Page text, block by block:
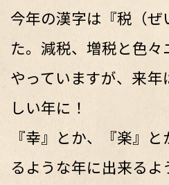
今年の漢字は『税（
た。減税、増税と色々
やっていますが、来年
しい年に！
『幸』とか、『楽』
るような年に出来るよ